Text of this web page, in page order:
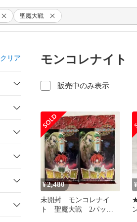
聖魔大戦
クリア モンコレナイト
販売中のみ表示
¥2,480
未開封 モンコレナイ
ト 聖魔大戦 2パック
¥